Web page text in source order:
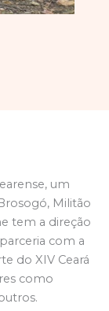
um
Militão
tem a direção
com a
do XIV Ceará
como